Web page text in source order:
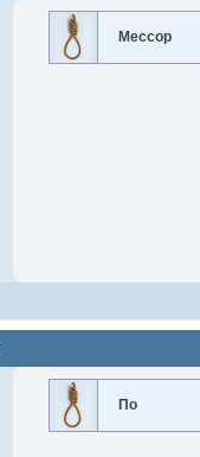
Мессор
По